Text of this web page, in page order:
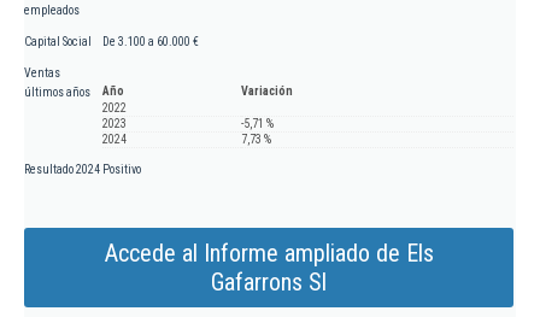
empleados
Capital Social De 3.100 a 60.000 €
Ventas
últimos años
Año
Variación
2022
2023
-5,71 %
2024
7,73 %
Resultado 2024 Positivo
Accede al Informe ampliado de Els
Gafarrons Sl